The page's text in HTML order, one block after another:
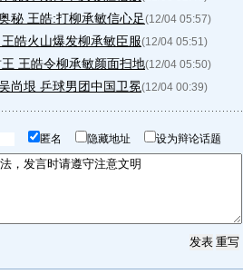
秘 王皓:打柳承敏信心足(12/04 05:57)
皓火山爆发柳承敏臣服(12/04 05:51)
王皓令柳承敏颜面扫地(12/04 05:50)
尚垠 乒球男团中国卫冕(12/04 00:39)
匿名 隐藏地址 设为辩论话题